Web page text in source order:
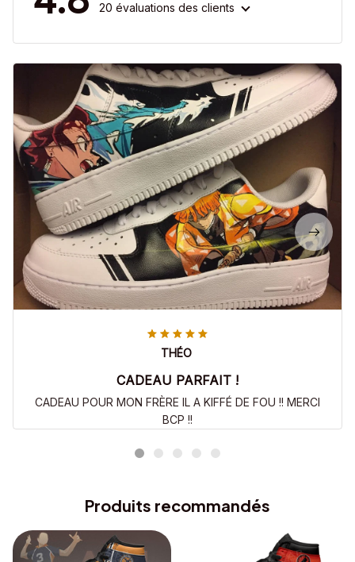
20 évaluations des clients
THÉO
CADEAU PARFAIT !
CADEAU POUR MON FRÈRE IL A KIFFÉ DE FOU !! MERCI
BCP !!
Produits recommandés